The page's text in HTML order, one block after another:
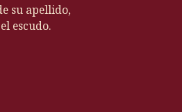
su apellido,
escudo.